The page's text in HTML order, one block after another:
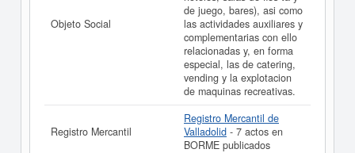
realizado el 13/01/2026.
Objeto Social
de juego, bares), asi como
las actividades auxiliares y
complementarias con ello
relacionadas y, en forma
especial, las de catering,
vending y la explotacion
de maquinas recreativas.
Registro Mercantil
Registro Mercantil de
Valladolid - 7 actos en
BORME publicados